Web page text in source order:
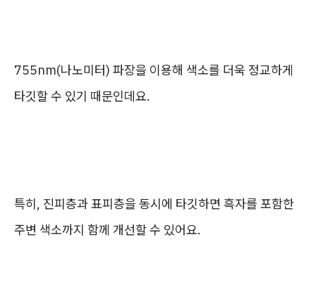
755nm(나노미터) 파장을 이용해 색소를 더욱 정교하게
타깃할 수 있기 때문인데요.
특히, 진피층과 표피층을 동시에 타깃하면 흑자를 포함한
주변 색소까지 함께 개선할 수 있어요.